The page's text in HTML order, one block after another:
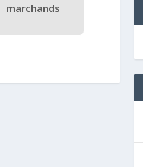
marchands